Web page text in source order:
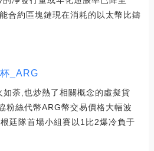
合約區塊鏈現在消耗的以太幣比鑄
_ARG
荼,也炒熱了相關概念的虛擬貨
粉絲代幣ARG幣交易價格大幅波
廷隊首場小組賽以1比2爆冷負于